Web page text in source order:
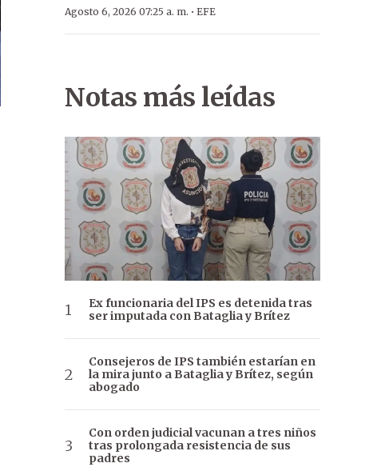
Agosto 6, 2026 07:25 a. m. · EFE
Notas más leídas
Ex funcionaria del IPS es detenida tras
ser imputada con Bataglia y Brítez
Consejeros de IPS también estarían en
la mira junto a Bataglia y Brítez, según
abogado
Con orden judicial vacunan a tres niños
tras prolongada resistencia de sus
padres